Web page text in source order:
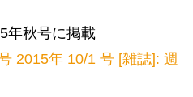
年秋号に掲載
2015年 10/1 号 [雑誌]: 週